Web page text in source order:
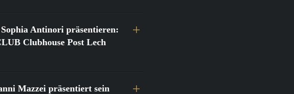
Antinori präsentieren:
Clubhouse Post Lech
Mazzei präsentiert sein